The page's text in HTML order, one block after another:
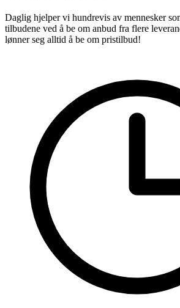
Daglig hjelper vi hundrevis av mennesker
tilbudene ved å be om anbud fra flere
lønner seg alltid å be om pristilbud!